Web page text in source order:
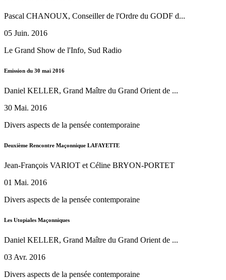
Pascal CHANOUX, Conseiller de l'Ordre du GODF d...
05 Juin. 2016
Le Grand Show de l'Info, Sud Radio
Emission du 30 mai 2016
Daniel KELLER, Grand Maître du Grand Orient de ...
30 Mai. 2016
Divers aspects de la pensée contemporaine
Deuxième Rencontre Maçonnique LAFAYETTE
Jean-François VARIOT et Céline BRYON-PORTET
01 Mai. 2016
Divers aspects de la pensée contemporaine
Les Utopiales Maçonniques
Daniel KELLER, Grand Maître du Grand Orient de ...
03 Avr. 2016
Divers aspects de la pensée contemporaine